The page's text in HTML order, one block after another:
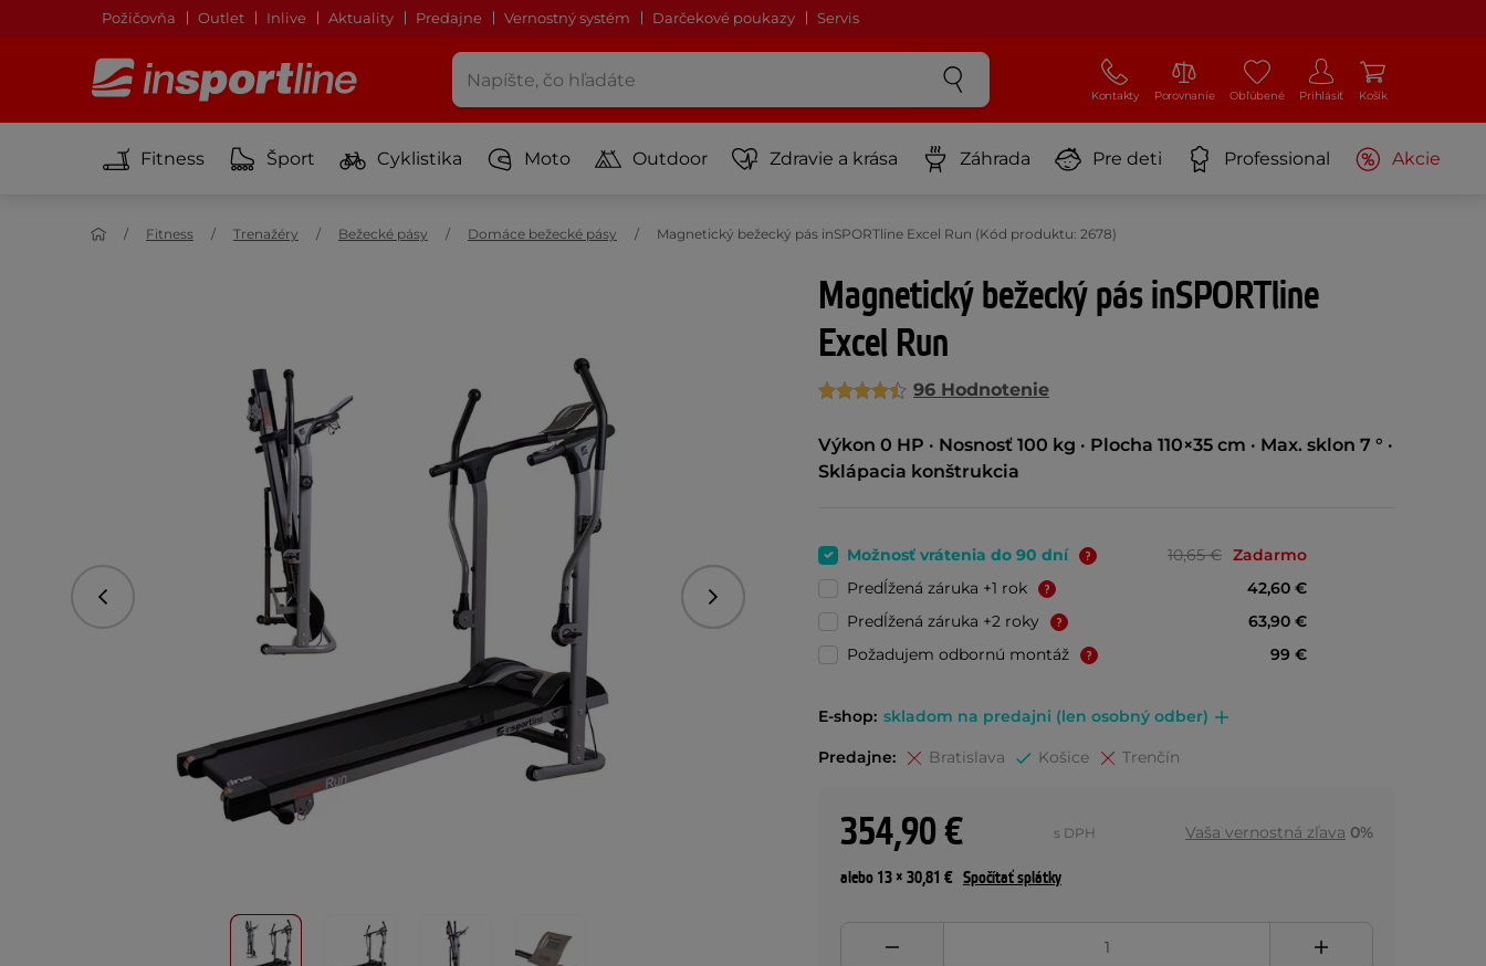
Požičovňa Outlet Inlive Aktuality Predajne Vernostný systém Darčekové poukazy Servis
Kontakty Porovnanie Obľúbené Prihlásiť Košík
Fitness Šport Cyklistika Moto Outdoor Zdravie a krása Záhrada Pre deti Professional Akcie
Fitness Trenažéry Bežecké pásy Domáce bežecké pásy Magnetický bežecký pás inSPORTline Excel Run (Kód produktu: 2678)
Magnetický bežecký pás inSPORTline
Excel Run
96 Hodnotenie
Výkon 0 HP · Nosnosť 100 kg · Plocha 110×35 cm · Max. sklon 7 ° ·
Sklápacia konštrukcia
Predchádzajúce Nasledujúce
Možnosť vrátenia do 90 dní 10,65 € Zadarmo
Predĺžená záruka +1 rok
42,60 €
Predĺžená záruka +2 roky
63,90 €
Požadujem odbornú montáž
99 €
E-shop: skladom na predajni (len osobný odber)
Predajne: Bratislava Košice Trenčín
354,90 € s DPH Vaša vernostná zľava 0%
alebo 13 × 30,81 € Spočítať splátky